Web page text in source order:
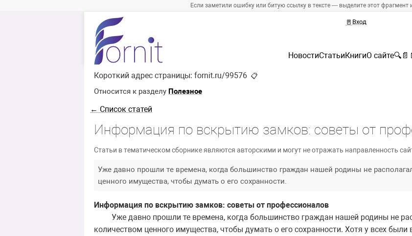
Если заметили ошибку или битую ссылку в тексте — выделите этот фрагмент
🚪 Вход
НовостиСтатьиКнигиО сайте🔍 📄
Короткий адрес страницы: fornit.ru/99576 📋
Относится к разделу Полезное
← Список статей
Информация по вскрытию замков: советы от
Статьи в тематическом сборнике являются авторскими и могут не отражать направленность
Уже давно прошли те времена, когда большинство граждан нашей родины не
ценного имущества, чтобы думать о его сохранности.
Информация по вскрытию замков: советы от профессионалов
Уже давно прошли те времена, когда большинство граждан нашей родины не
количеством ценного имущества, чтобы думать о его сохранности. Хотя у всех